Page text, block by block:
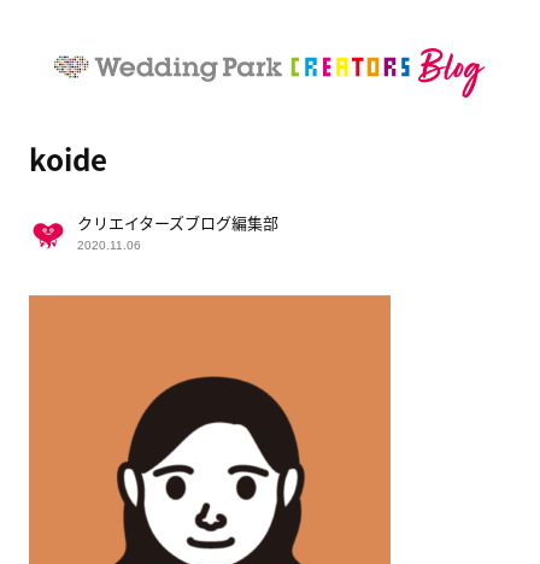
koide
クリエイターズブログ編集部
2020.11.06